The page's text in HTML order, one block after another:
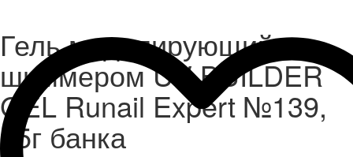
Гель моделирующий с
шиммером UV BUILDER
GEL Runail Expert №139,
15г банка